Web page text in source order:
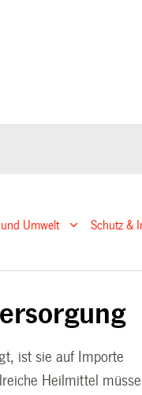
Umwelt Schutz &
ist sie auf Importe
Heilmittel